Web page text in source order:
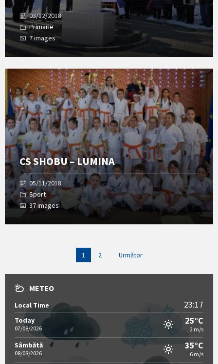
03/12/2018
Primarie
7 images
CS SHOBU – LUMINA
05/11/2018
Sport
37 images
Open
Gallery
1 2 Următor
METEO
Local Time 23:17
Today
07/08/2026
25°C
2 m/s
Sâmbătă
08/08/2026
35°C
6 m/s